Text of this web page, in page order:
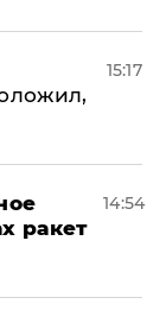
15:17
ракет
14:54